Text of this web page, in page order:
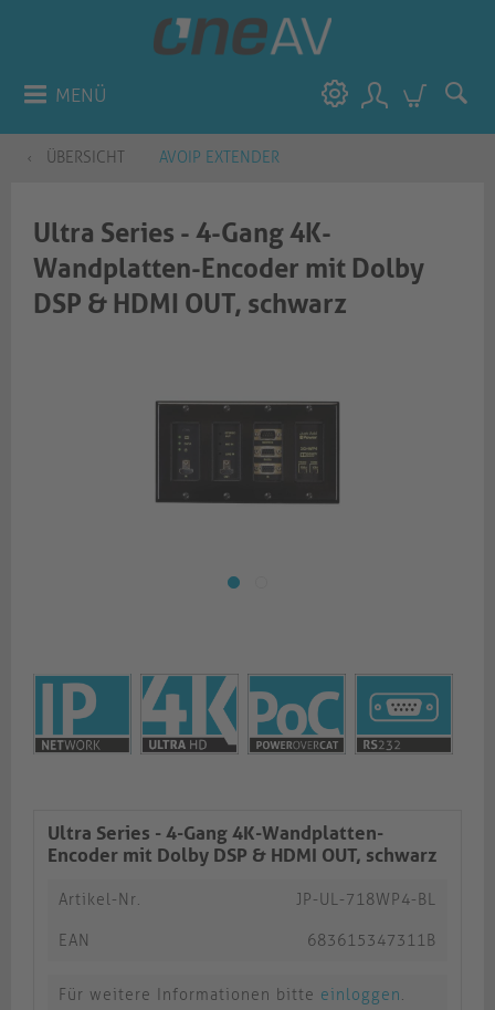
MENÜ
ÜBERSICHT AVOIP EXTENDER
Ultra Series - 4-Gang 4K-
Wandplatten-Encoder mit Dolby
DSP & HDMI OUT, schwarz
Ultra Series - 4-Gang 4K-Wandplatten-
Encoder mit Dolby DSP & HDMI OUT, schwarz
Artikel-Nr. JP-UL-718WP4-BL
EAN 683615347311B
Für weitere Informationen bitte einloggen.